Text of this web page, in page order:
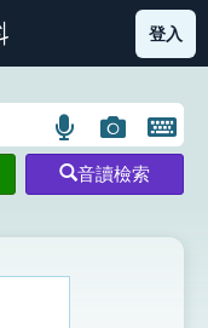
部首索引表圖示
登入
語
言
搜
示
圖
片
搜
開
鍵
圖
音讀檢索